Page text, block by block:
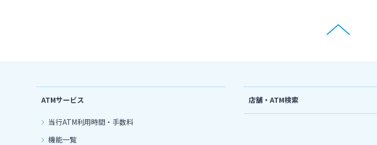
ATMサービス
当行ATM利用時間・手数料
機能一覧
店舗・ATM検索